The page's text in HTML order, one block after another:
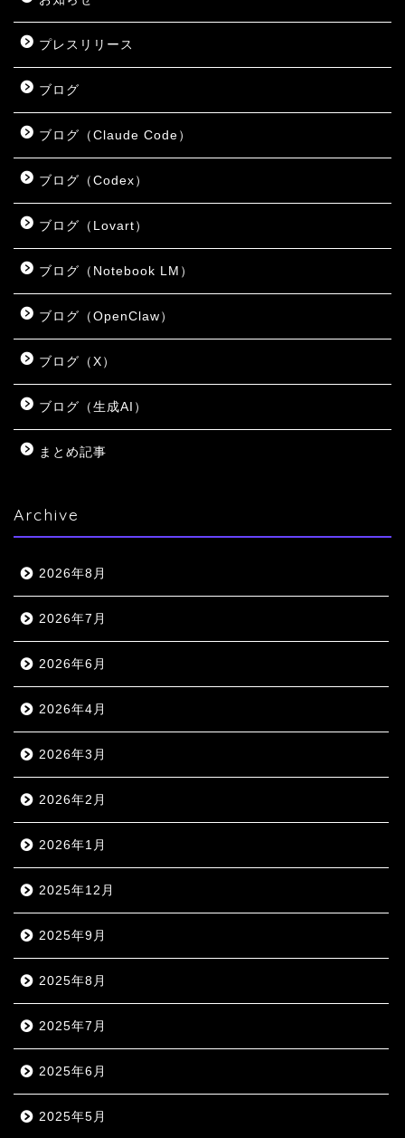
プレスリリース
ブログ
ブログ（Claude Code）
ブログ（Codex）
ブログ（Lovart）
ブログ（Notebook LM）
ブログ（OpenClaw）
ブログ（X）
ブログ（生成AI）
まとめ記事
Archive
2026年8月
2026年7月
2026年6月
2026年4月
2026年3月
2026年2月
2026年1月
2025年12月
2025年9月
2025年8月
2025年7月
2025年6月
2025年5月